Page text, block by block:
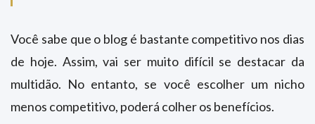
Você sabe que o blog é bastante competitivo nos dias
de hoje. Assim, vai ser muito difícil se destacar da
multidão. No entanto, se você escolher um nicho
menos competitivo, poderá colher os benefícios.